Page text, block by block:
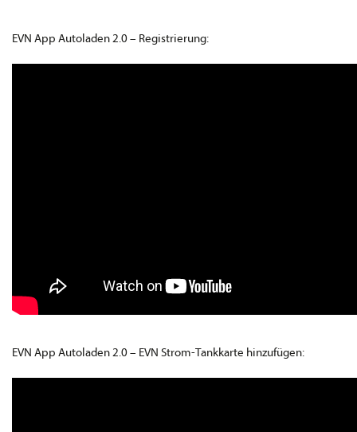
EVN App Autoladen 2.0 – Registrierung:
EVN App Autoladen 2.0 – EVN Strom-Tankkarte hinzufügen: